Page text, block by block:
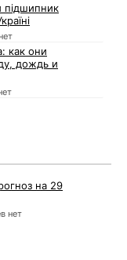
підшипник
как они
дождь и
на 29
нет